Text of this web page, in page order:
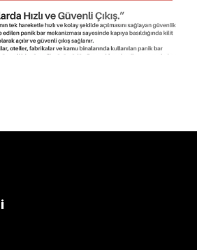
Alın
Yangın kapıları, acil
çözümleri hakkında uzman